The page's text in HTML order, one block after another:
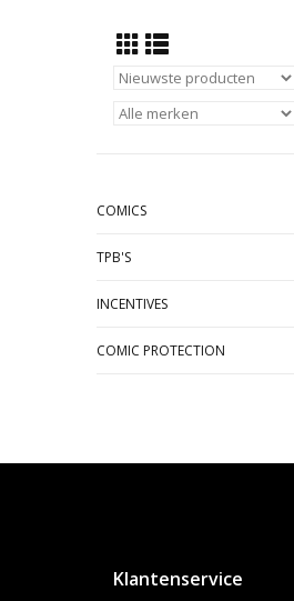
COMICS
TPB'S
INCENTIVES
COMIC PROTECTION
Klantenservice